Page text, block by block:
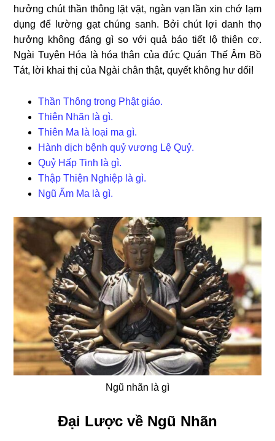
hưởng chút thần thông lặt vặt, ngàn vạn lần xin chớ lạm
dụng để lường gạt chúng sanh. Bởi chút lợi danh thọ
hưởng không đáng gì so với quả báo tiết lộ thiên cơ.
Ngài Tuyên Hóa là hóa thân của đức Quán Thế Âm Bồ
Tát, lời khai thị của Ngài chân thật, quyết không hư dối!
Thần Thông trong Phật giáo.
Thiên Nhãn là gì.
Thiên Ma là loại ma gì.
Hành dịch bệnh quỷ vương Lệ Quỷ.
Quỷ Hấp Tinh là gì.
Thập Thiện Nghiệp là gì.
Ngũ Ấm Ma là gì.
Ngũ nhãn là gì
Đại Lược về Ngũ Nhãn